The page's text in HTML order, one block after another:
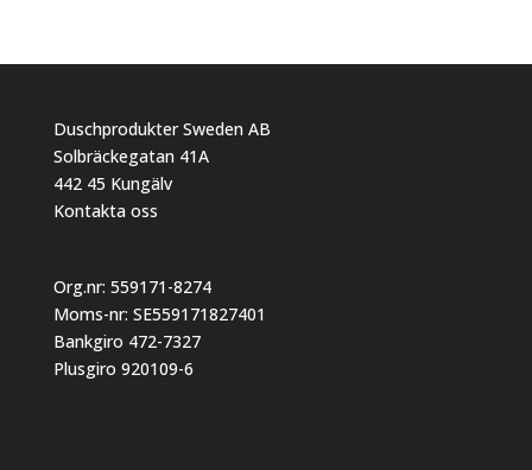
Duschprodukter Sweden AB
Solbräckegatan 41A
442 45 Kungälv
Kontakta oss
Org.nr: 559171-8274
Moms-nr: SE559171827401
Bankgiro 472-7327
Plusgiro 920109-6